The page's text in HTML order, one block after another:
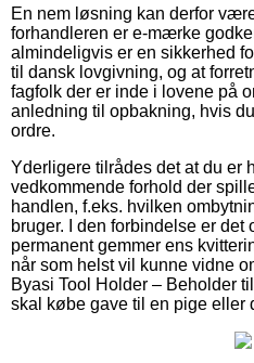
En nem løsning kan derfor
forhandleren er e-mærke
almindeligvis er en sikkerhed
til dansk lovgivning, og at
fagfolk der er inde i lovene på
anledning til opbakning, hvis
ordre.
Yderligere tilrådes det at du er
vedkommende forhold der
handlen, f.eks. hvilken
bruger. I den forbindelse er det
permanent gemmer ens
når som helst vil kunne vidne
Byasi Tool Holder – Beholder
skal købe gave til en pige eller